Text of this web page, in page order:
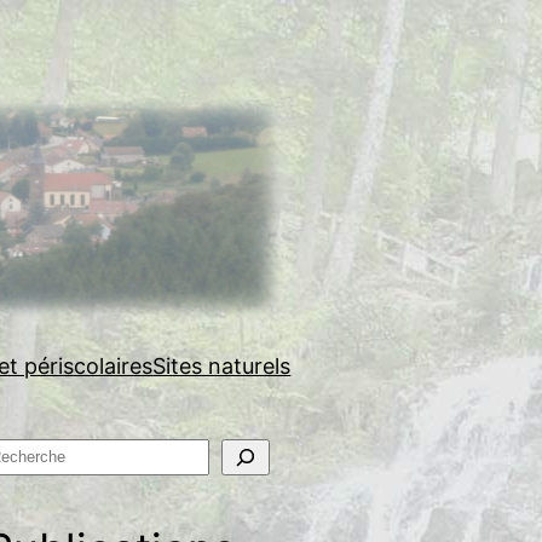
périscolairesSites naturels